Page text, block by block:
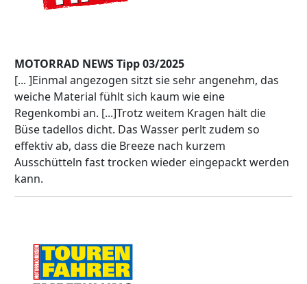
MOTORRAD NEWS Tipp 03/2025
[... ]Einmal angezogen sitzt sie sehr angenehm, das
weiche Material fühlt sich kaum wie eine
Regenkombi an. [...]Trotz weitem Kragen hält die
Büse tadellos dicht. Das Wasser perlt zudem so
effektiv ab, dass die Breeze nach kurzem
Ausschütteln fast trocken wieder eingepackt werden
kann.